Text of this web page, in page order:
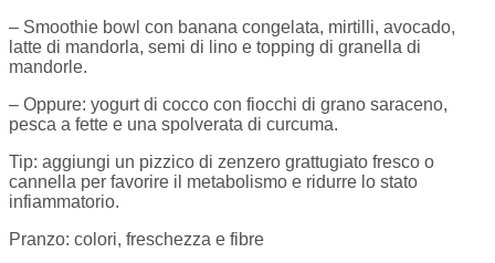
– Smoothie bowl con banana congelata, mirtilli, avocado,
latte di mandorla, semi di lino e topping di granella di
mandorle.
– Oppure: yogurt di cocco con fiocchi di grano saraceno,
pesca a fette e una spolverata di curcuma.
Tip: aggiungi un pizzico di zenzero grattugiato fresco o
cannella per favorire il metabolismo e ridurre lo stato
infiammatorio.
Pranzo: colori, freschezza e fibre